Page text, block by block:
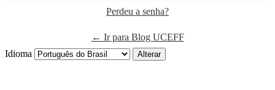
Perdeu a senha?
← Ir para Blog UCEFF
Idioma